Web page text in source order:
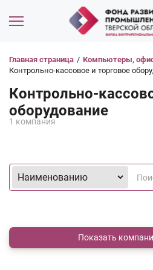
Главная страница / Компьютеры,
Контрольно-кассовое и торговое
Контрольно-
оборудование
1 компания
Показать